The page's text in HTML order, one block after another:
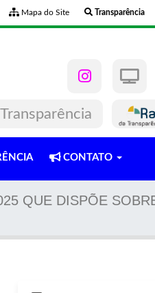
Mapa do Site Transparência
Transparência
CONTATO
QUE DISPÕE